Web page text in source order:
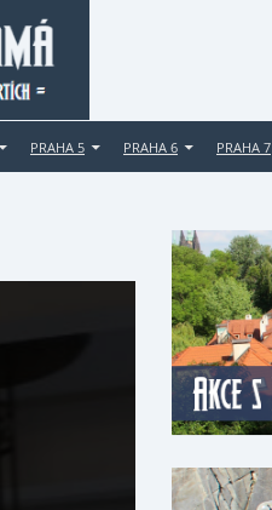
PRAHA 5 PRAHA 6 PRAHA 7